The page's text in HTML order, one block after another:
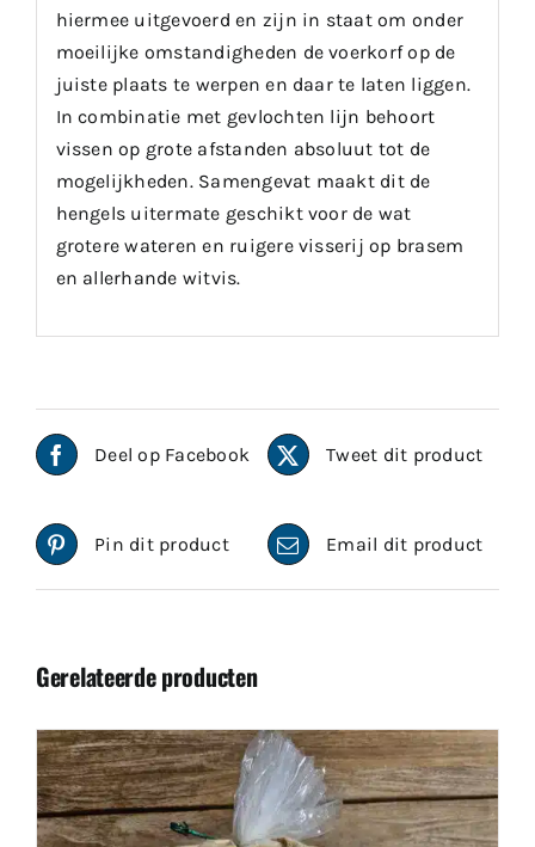
hiermee uitgevoerd en zijn in staat om onder
moeilijke omstandigheden de voerkorf op de
juiste plaats te werpen en daar te laten liggen.
In combinatie met gevlochten lijn behoort
vissen op grote afstanden absoluut tot de
mogelijkheden. Samengevat maakt dit de
hengels uitermate geschikt voor de wat
grotere wateren en ruigere visserij op brasem
en allerhande witvis.
Deel op Facebook Tweet dit product
Pin dit product Email dit product
Gerelateerde producten